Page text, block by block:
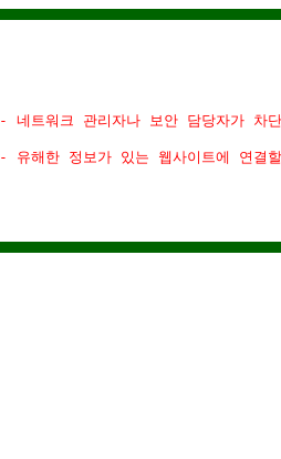
- 네트워크 관리자나 보안 담당자가 차
- 유해한 정보가 있는 웹사이트에 연결